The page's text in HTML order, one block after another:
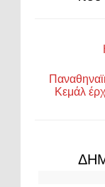
Κεμάλ